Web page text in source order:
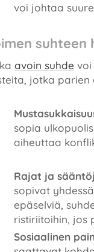
voi johtaa
avoin suhde voi
jotka parien
sopia
aiheuttaa
Rajat ja
sopivat
epäselviä,
ristiriitoihin, jos
Sosiaalinen